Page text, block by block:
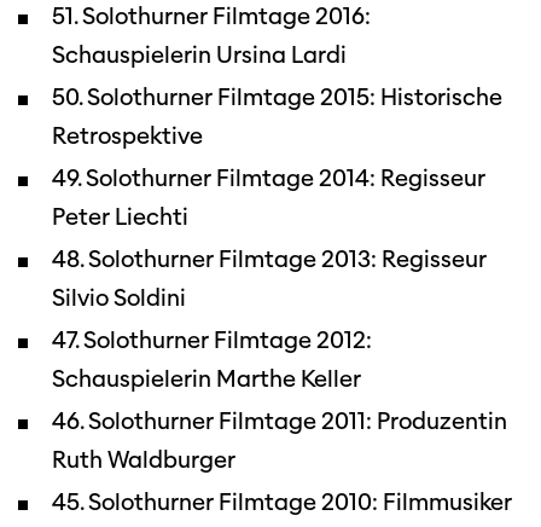
51. Solothurner Filmtage 2016:
Schauspielerin Ursina Lardi
50. Solothurner Filmtage 2015: Historische
Retrospektive
49. Solothurner Filmtage 2014: Regisseur
Peter Liechti
48. Solothurner Filmtage 2013: Regisseur
Silvio Soldini
47. Solothurner Filmtage 2012:
Schauspielerin Marthe Keller
46. Solothurner Filmtage 2011: Produzentin
Ruth Waldburger
45. Solothurner Filmtage 2010: Filmmusiker